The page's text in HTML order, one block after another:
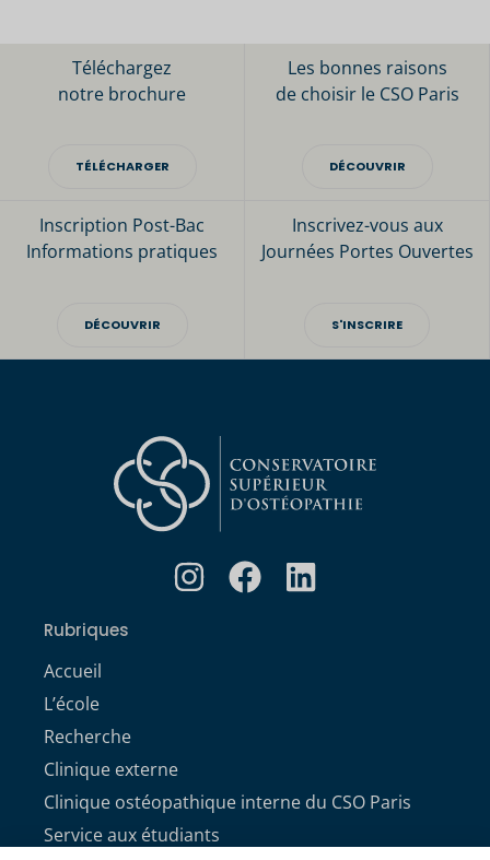
Téléchargez
notre brochure
TÉLÉCHARGER
Les bonnes raisons
de choisir le CSO Paris
DÉCOUVRIR
Inscription Post-Bac
Informations pratiques
DÉCOUVRIR
Inscrivez-vous aux
Journées Portes Ouvertes
S'INSCRIRE
Rubriques
Accueil
L’école
Recherche
Clinique externe
Clinique ostéopathique interne du CSO Paris
Service aux étudiants